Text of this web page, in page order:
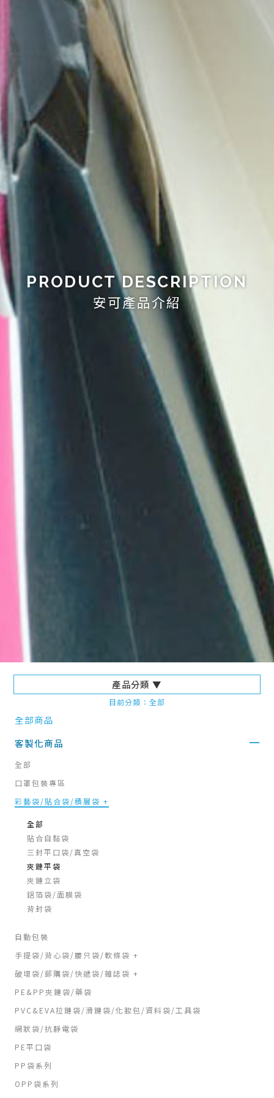
PRODUCT DESCRIPTION
安可產品介紹
產品分類 ▼
目前分類：全部
全部商品
客製化商品
全部
口罩包裝專區
彩藝袋/貼合袋/積層袋 +
全部
貼合自黏袋
三封平口袋/真空袋
夾鏈平袋
夾鏈立袋
鋁箔袋/面膜袋
背封袋
自動包裝
手提袋/背心袋/腰只袋/軟條袋 +
破壞袋/郵購袋/快遞袋/雜誌袋 +
PE&PP夾鏈袋/藥袋
PVC&EVA拉鏈袋/滑鏈袋/化妝包/資料袋/工具袋
網狀袋/抗靜電袋
PE平口袋
PP袋系列
OPP袋系列